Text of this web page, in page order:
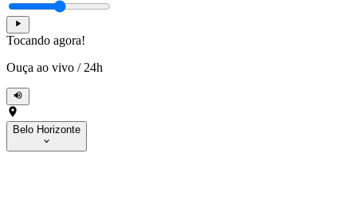
Tocando agora!
Ouça ao vivo / 24h
Belo Horizonte